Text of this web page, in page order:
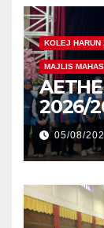
KOLEJ HARUN
MAJLIS
2026/
05/08/